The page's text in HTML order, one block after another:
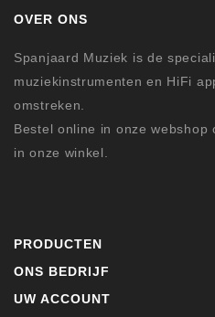
OVER ONS
Spanjaard Muziek is de
muziekinstrumenten en HiFi
omstreken.
Bestel online in onze webshop
in onze winkel.
PRODUCTEN
ONS BEDRIJF
UW ACCOUNT